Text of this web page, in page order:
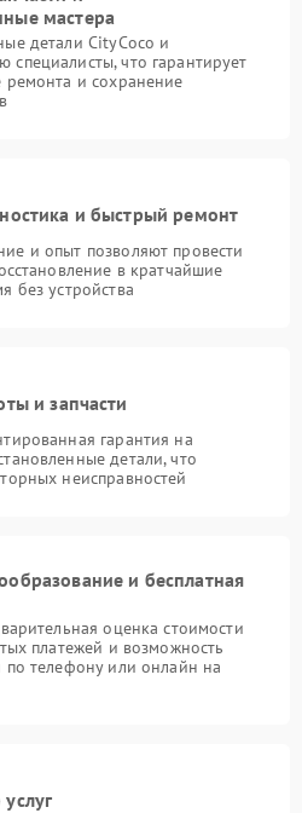
мастера
детали CityCoco и
что гарантирует
ремонта и сохранение
и быстрый ремонт
и опыт позволяют провести
в кратчайшие
без устройства
и запчасти
гарантия на
детали, что
неисправностей
и бесплатная
оценка стоимости
платежей и возможность
по телефону или онлайн на